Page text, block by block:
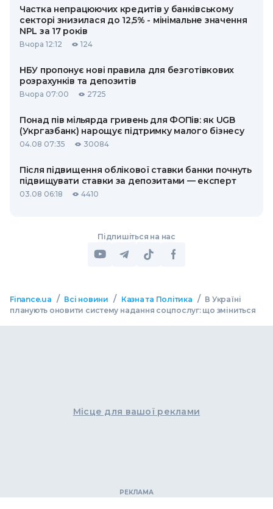
Частка непрацюючих кредитів у банківському
секторі знизилася до 12,5% - мінімальне значення
NPL за 17 років
Вчора 12:12 124
НБУ пропонує нові правила для безготівкових
розрахунків та депозитів
Вчора 07:00 2725
Понад пів мільярда гривень для ФОПів: як UGB
(Укргазбанк) нарощує підтримку малого бізнесу
04.08 07:35 30084
Після підвищення облікової ставки банки почнуть
підвищувати ставки за депозитами — експерт
03.08 06:18 4410
Підпишіться на нас
Finance.ua / Всі новини / Казна та Політика / В Україні
планують оновити систему надання соцпослуг: що зміниться
Місце для вашої реклами